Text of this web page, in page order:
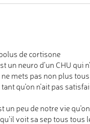
de cortisone
un neuro d'un CHU qui
mets pas non plus
qu'on n'ait pas
un peu de notre vie
voit sa sep tous